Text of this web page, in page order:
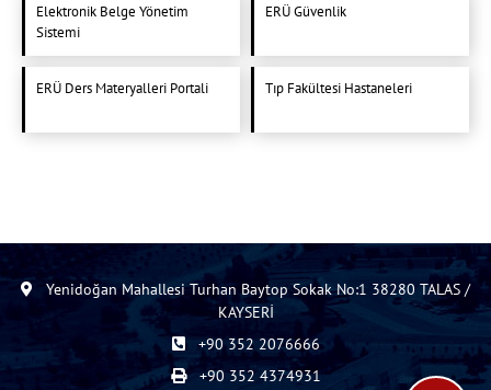
Elektronik Belge Yönetim
Sistemi
ERÜ Güvenlik
ERÜ Ders Materyalleri Portali Tıp Fakültesi Hastaneleri
Yenidoğan Mahallesi Turhan Baytop Sokak No:1 38280 TALAS /
KAYSERİ
+90 352 2076666
+90 352 4374931